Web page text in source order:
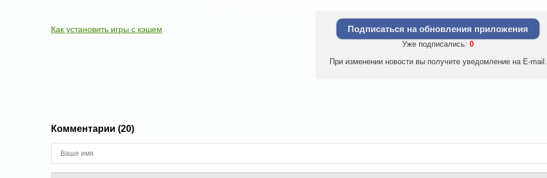
Как установить игры с кэшем Подписаться на обновления приложения
Уже подписались: 0
При изменении новости вы получите уведомление на E-mail.
Комментарии (20)